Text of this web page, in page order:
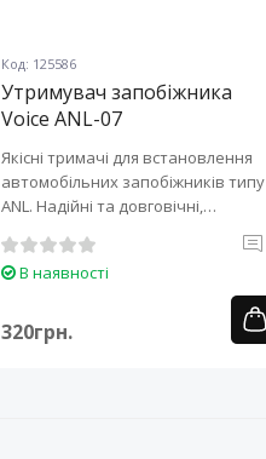
Код: 125586
Утримувач запобіжника
Voice ANL-07
Якісні тримачі для встановлення
автомобільних запобіжників типу
ANL. Надійні та довговічні,
В наявності
320грн.